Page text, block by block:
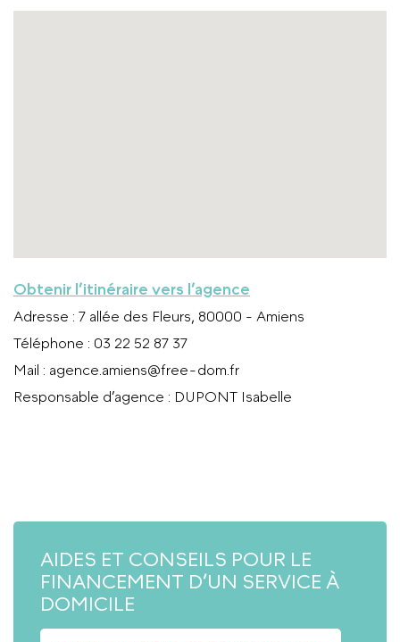
Obtenir l’itinéraire vers l’agence
Adresse : 7 allée des Fleurs, 80000 - Amiens
Téléphone : 03 22 52 87 37
Mail : agence.amiens@free-dom.fr
Responsable d’agence : DUPONT Isabelle
AIDES ET CONSEILS POUR LE
FINANCEMENT D’UN SERVICE À
DOMICILE